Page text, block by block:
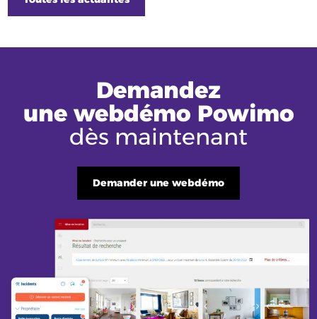
Demandez
une webdémo Powimo
dès maintenant
Demander une webdémo